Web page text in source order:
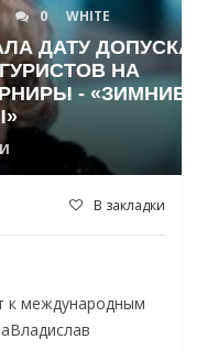
0 WHITE
ДАТУ ДОПУСКА
НА
- «ЗИМНИЕ
В закладки
к международным
Владислав